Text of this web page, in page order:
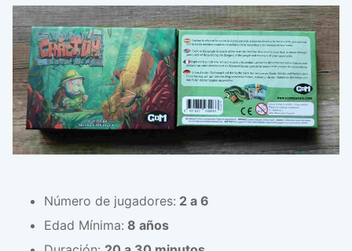
Número de jugadores: 2 a 6
Edad Mínima: 8 años